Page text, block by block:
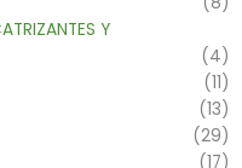
Y
(4)
(11)
(13)
(29)
(17)